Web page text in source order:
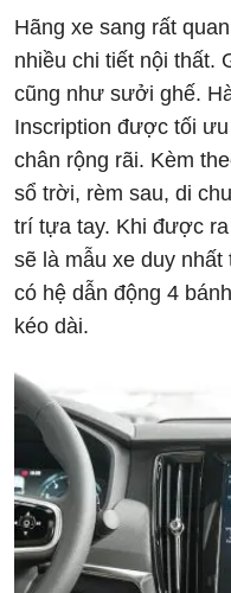
Hãng xe sang rất
nhiều chi tiết nội thất.
cũng như sưởi ghế.
Inscription được tối
chân rộng rãi. Kèm
sổ trời, rèm sau, di
trí tựa tay. Khi được
sẽ là mẫu xe duy
có hệ dẫn động 4
kéo dài.